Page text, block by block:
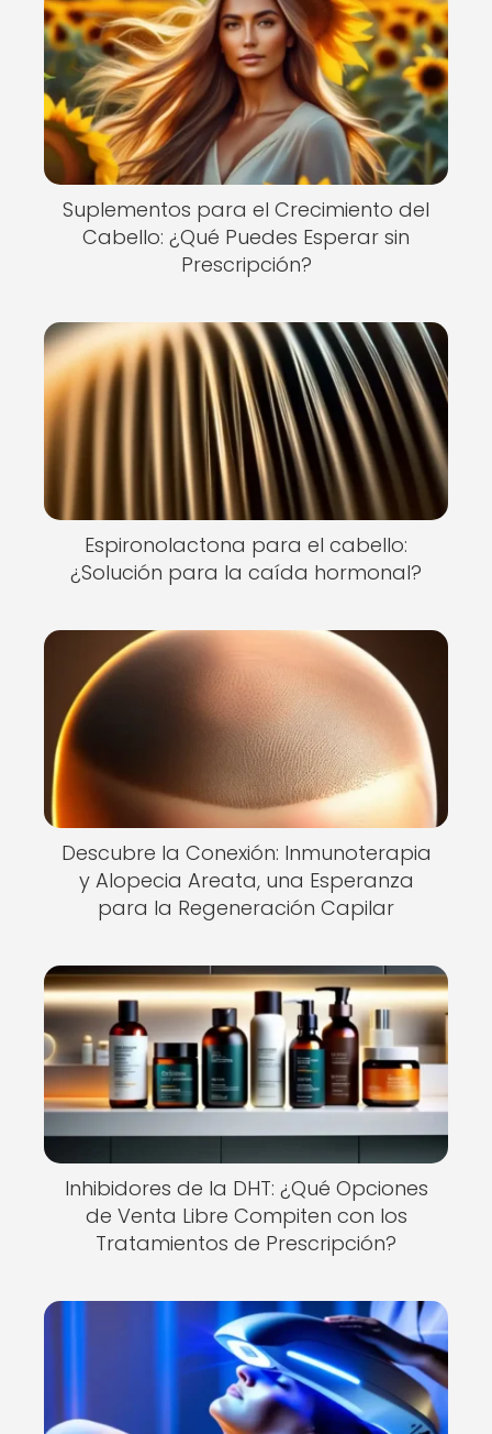
Suplementos para el Crecimiento del
Cabello: ¿Qué Puedes Esperar sin
Prescripción?
Espironolactona para el cabello:
¿Solución para la caída hormonal?
Descubre la Conexión: Inmunoterapia
y Alopecia Areata, una Esperanza
para la Regeneración Capilar
Inhibidores de la DHT: ¿Qué Opciones
de Venta Libre Compiten con los
Tratamientos de Prescripción?